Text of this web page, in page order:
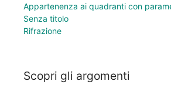
Appartenenza ai quadranti con
Senza titolo
Rifrazione
Scopri gli argomenti